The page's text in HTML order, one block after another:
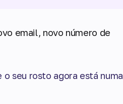
email, novo número de
o seu rosto agora está numa